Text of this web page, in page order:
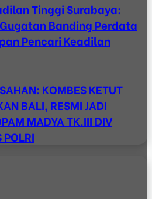
Tinggi Surabaya:
Banding Perdata
Pencari Keadilan
KOMBES KETUT
BALI, RESMI JADI
MADYA TK.III DIV
POLRI